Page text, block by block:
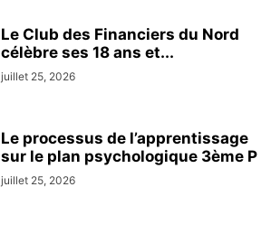
Le Club des Financiers du Nord
célèbre ses 18 ans et...
juillet 25, 2026
Le processus de l’apprentissage
sur le plan psychologique 3ème P
juillet 25, 2026